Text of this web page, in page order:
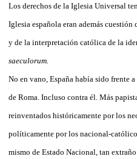
Los derechos de la Iglesia Universal
Iglesia española eran además
y de la interpretación católica de la
saeculorum.
No en vano, España había sido frente
de Roma. Incluso contra él. Más
reinventados históricamente por los
políticamente por los nacional-
mismo de Estado Nacional, tan